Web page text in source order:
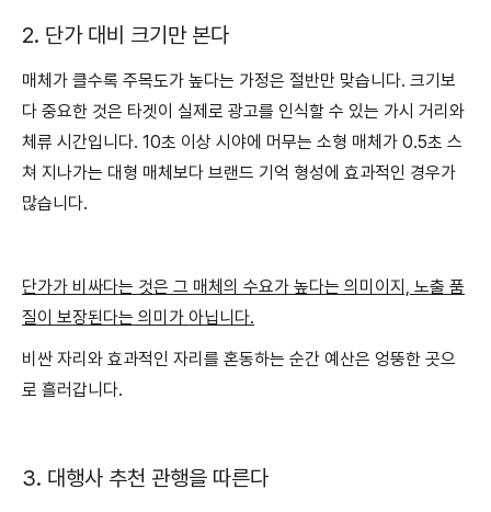
2. 단가 대비 크기만 본다
매체가 클수록 주목도가 높다는 가정은 절반만 맞습니다. 크기보
다 중요한 것은 타겟이 실제로 광고를 인식할 수 있는 가시 거리와
체류 시간입니다. 10초 이상 시야에 머무는 소형 매체가 0.5초 스
쳐 지나가는 대형 매체보다 브랜드 기억 형성에 효과적인 경우가
많습니다.
단가가 비싸다는 것은 그 매체의 수요가 높다는 의미이지, 노출 품
질이 보장된다는 의미가 아닙니다.
비싼 자리와 효과적인 자리를 혼동하는 순간 예산은 엉뚱한 곳으
로 흘러갑니다.
3. 대행사 추천 관행을 따른다